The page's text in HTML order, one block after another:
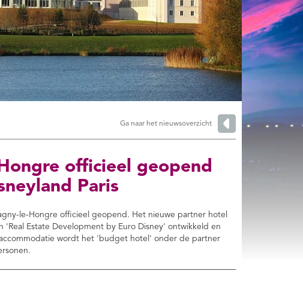
Ga naar het nieuwsoverzicht
officieel geopend
Paris
le-Hongre officieel geopend. Het nieuwe partner hotel
Estate Development by Euro Disney' ontwikkeld en
wordt het 'budget hotel' onder de partner